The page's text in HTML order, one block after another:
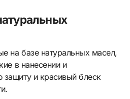
на базе натуральных масел,
в нанесении и
и красивый блеск